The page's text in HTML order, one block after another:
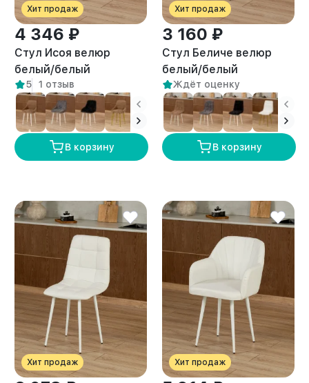
Хит продаж
4 346 ₽
Стул Исоя велюр
белый/белый
5 1 отзыв
В корзину
Хит продаж
3 160 ₽
Стул Беличе велюр
белый/белый
Ждёт оценку
В корзину
Хит продаж Хит продаж